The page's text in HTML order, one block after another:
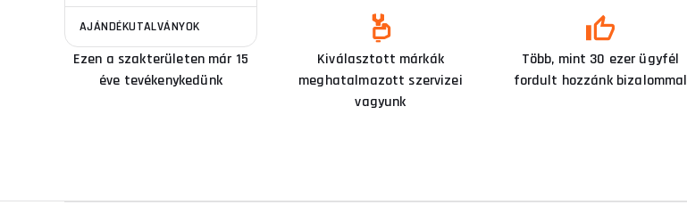
AJÁNDÉKUTALVÁNYOK
Ezen a szakterületen már 15
éve tevékenykedünk
Kiválasztott márkák
meghatalmazott szervizei
vagyunk
Több, mint 30 ezer ügyfél
fordult hozzánk bizalommal